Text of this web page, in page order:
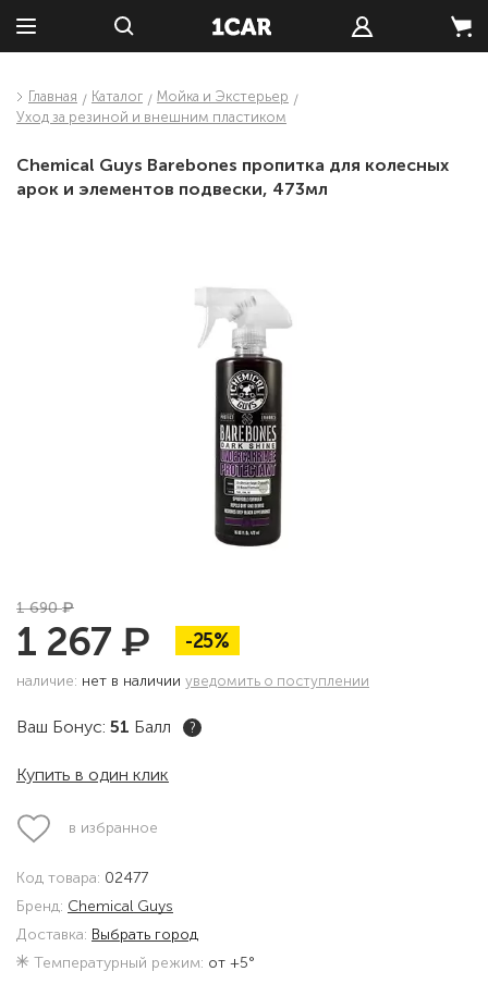
Главная Каталог
Мойка и Экстерьер
Уход за резиной и внешним пластиком
Chemical Guys Barebones пропитка для колесных
арок и элементов подвески, 473мл
1 690₽
1 267 ₽ -25%
наличие: нет в наличии уведомить о поступлении
Ваш Бонус: 51 Балл ?
Купить в один клик
в избранное
Код товара: 02477
Бренд: Chemical Guys
Доставка: Выбрать город
Температурный режим: от +5°